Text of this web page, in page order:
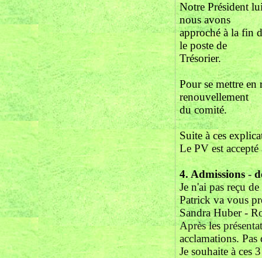
Notre Président
nous avons
approché à la fin
le poste de
Trésorier.
Pour se mettre
renouvellement
du comité.
Suite à ces
Le PV est
4.Admissions-
Je n'ai pas reçu
Patrick va vous
Sandra Huber -
Aprèsles
acclamations.
Je souhaite à ces